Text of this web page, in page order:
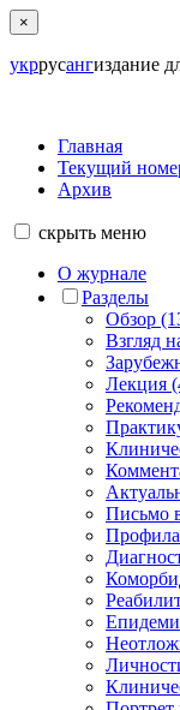
×
укррусангиздание
Главная
Текущий
Архив
скрыть меню
О журнале
Разделы
Обзор
Взгляд
Лекция
Письмо